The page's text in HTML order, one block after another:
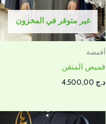
غير متوفر في المخزون
أقمصة
قميص المتقن
د.ج